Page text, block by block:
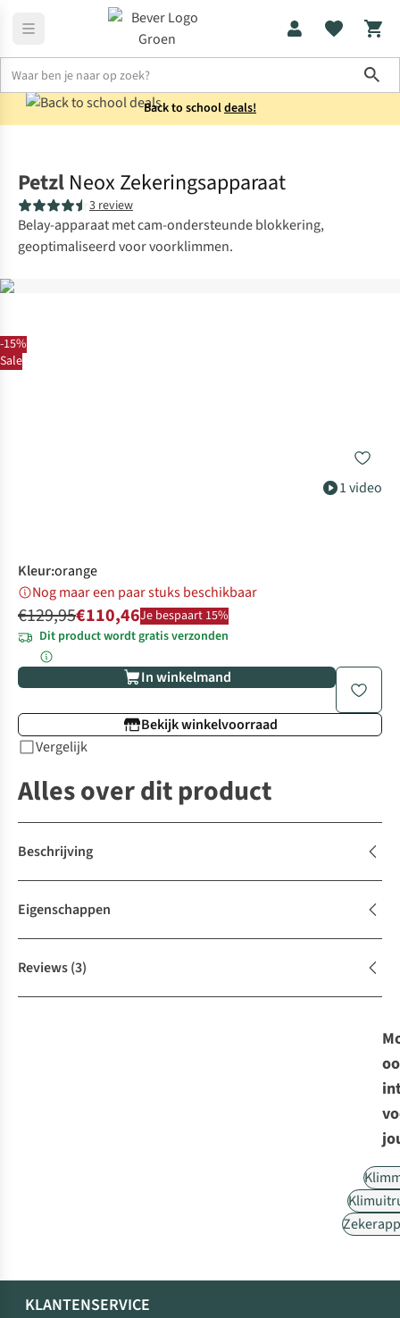
Back to schooldeals!
-15%
Sale
1 video
Petzl Neox Zekeringsapparaat
3 review
Belay-apparaat met cam-ondersteunde blokkering,
geoptimaliseerd voor voorklimmen.
Kleur:orange
Nog maar een paar stuks beschikbaar
€129,95€110,46Je bespaart 15%
Dit product wordt gratis verzonden
In winkelmand
Bekijk winkelvoorraad
Vergelijk
Alles over dit product
Beschrijving
Eigenschappen
Reviews(3)
KLANTENSERVICE